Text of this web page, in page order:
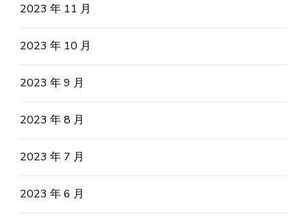
2023 年 11 月
2023 年 10 月
2023 年 9 月
2023 年 8 月
2023 年 7 月
2023 年 6 月